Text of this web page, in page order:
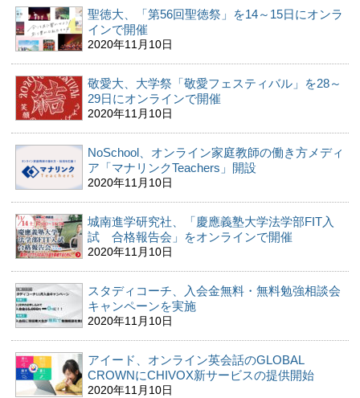
聖徳大、「第56回聖徳祭」を14～15日にオンラ
インで開催
2020年11月10日
敬愛大、大学祭「敬愛フェスティバル」を28～
29日にオンラインで開催
2020年11月10日
NoSchool、オンライン家庭教師の働き方メディ
ア「マナリンクTeachers」開設
2020年11月10日
城南進学研究社、「慶應義塾大学法学部FIT入
試 合格報告会」をオンラインで開催
2020年11月10日
スタディコーチ、入会金無料・無料勉強相談会
キャンペーンを実施
2020年11月10日
アイード、オンライン英会話のGLOBAL
CROWNにCHIVOX新サービスの提供開始
2020年11月10日